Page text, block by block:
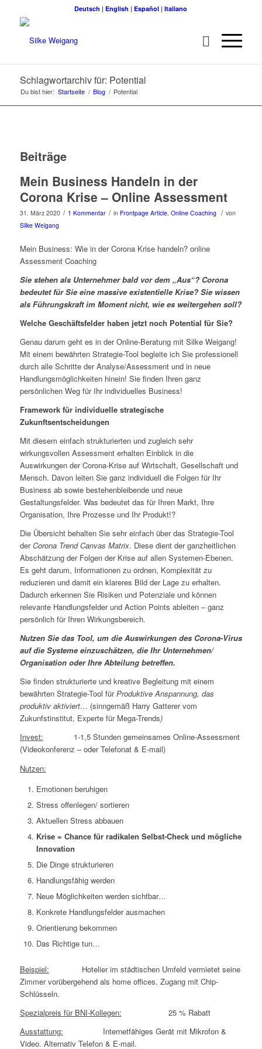
Deutsch |English |Español |Italiano
Schlagwortarchiv für: Potential
Du bist hier: Startseite / Blog / Potential
Beiträge
Mein Business Handeln in der
Corona Krise – Online Assessment
31. März 2020 / 1 Kommentar / in Frontpage Article, Online Coaching / von
Silke Weigang
Mein Business: Wie in der Corona Krise handeln? online
Assessment Coaching
Sie stehen als Unternehmer bald vor dem „Aus“? Corona
bedeutet für Sie eine massive existentielle Krise? Sie wissen
als Führungskraft im Moment nicht, wie es weitergehen soll?
Welche Geschäftsfelder haben jetzt noch Potential für Sie?
Genau darum geht es in der Online-Beratung mit Silke Weigang!
Mit einem bewährten Strategie-Tool begleite ich Sie professionell
durch alle Schritte der Analyse/Assessment und in neue
Handlungsmöglichkeiten hinein! Sie finden Ihren ganz
persönlichen Weg für Ihr individuelles Business!
Framework für individuelle strategische
Zukunftsentscheidungen
Mit diesem einfach strukturierten und zugleich sehr
wirkungsvollen Assessment erhalten Einblick in die
Auswirkungen der Corona-Krise auf Wirtschaft, Gesellschaft und
Mensch. Davon leiten Sie ganz individuell die Folgen für Ihr
Business ab sowie bestehenbleibende und neue
Gestaltungsfelder. Was bedeutet das für Ihren Markt, Ihre
Organisation, Ihre Prozesse und Ihr Produkt!?
Die Übersicht behalten Sie sehr einfach über das Strategie-Tool
derCorona Trend Canvas Matrix. Diese dient der ganzheitlichen
Abschätzung der Folgen der Krise auf allen Systemen-Ebenen.
Es geht darum, Informationen zu ordnen, Komplexität zu
reduzieren und damit ein klareres Bild der Lage zu erhalten.
Dadurch erkennen Sie Risiken und Potenziale und können
relevante Handlungsfelder und Action Points ableiten – ganz
persönlich für Ihren Wirkungsbereich.
Nutzen Sie das Tool, um die Auswirkungen des Corona-Virus
auf die Systeme einzuschätzen, die Ihr Unternehmen/
Organisation oder Ihre Abteilung betreffen.
Sie finden strukturierte und kreative Begleitung mit einem
bewährten Strategie-Tool fürProduktive Anspannung, das
produktiv aktiviert… (sinngemäß Harry Gatterer vom
Zukunfstinstitut, Experte für Mega-Trends)
Invest: 1-1,5 Stunden gemeinsames Online-Assessment
(Videokonferenz – oder Telefonat & E-mail)
Nutzen:
Emotionen beruhigen
Stress offenlegen/ sortieren
Aktuellen Stress abbauen
Krise = Chance für radikalen Selbst-Check und mögliche
Innovation
Die Dinge strukturieren
Handlungsfähig werden
Neue Möglichkeiten werden sichtbar…
Konkrete Handlungsfelder ausmachen
Orientierung bekommen
Das Richtige tun…
Beispiel: Hotelier im städtischen Umfeld vermietet seine
Zimmer vorübergehend als home offices. Zugang mit Chip-
Schlüsseln.
Spezialpreis für BNI-Kollegen: 25 % Rabatt
Ausstattung: Internetfähiges Gerät mit Mikrofon &
Video. Alternativ Telefon & E-mail.